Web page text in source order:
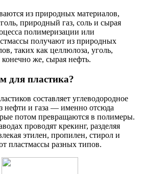
из природных материалов,
природный газ, соль и сырая
полимеризации или
получают из природных
таких как целлюлоза, уголь,
же, сырая нефть.
для пластика?
составляет углеводородное
нефти и газа — именно отсюда
потом превращаются в полимеры.
проводят крекинг, разделяя
этилен, пропилен, стирол и
пластмассы разных типов.